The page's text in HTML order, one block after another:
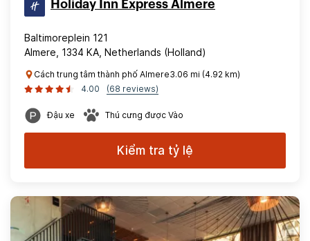
Holiday Inn Express Almere
Baltimoreplein 121
Almere, 1334 KA, Netherlands (Holland)
Cách trung tâm thành phố Almere3.06 mi (4.92 km)
4.00
(68 reviews)
Đậu xe Thú cưng được Vào
Kiểm tra tỷ lệ